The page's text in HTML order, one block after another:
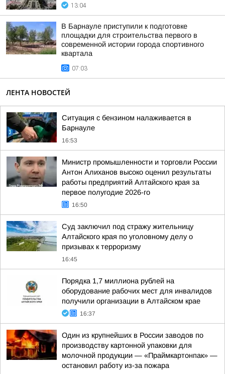
13:04
В Барнауле приступили к подготовке
площадки для строительства первого в
современной истории города спортивного
квартала
07:03
ЛЕНТА НОВОСТЕЙ
Ситуация с бензином налаживается в
Барнауле
16:53
Министр промышленности и торговли России
Антон Алиханов высоко оценил результаты
работы предприятий Алтайского края за
первое полугодие 2026-го
16:50
Суд заключил под стражу жительницу
Алтайского края по уголовному делу о
призывах к терроризму
16:45
Порядка 1,7 миллиона рублей на
оборудование рабочих мест для инвалидов
получили организации в Алтайском крае
16:37
Один из крупнейших в России заводов по
производству картонной упаковки для
молочной продукции — «Праймкартонпак» —
остановил работу из-за пожара